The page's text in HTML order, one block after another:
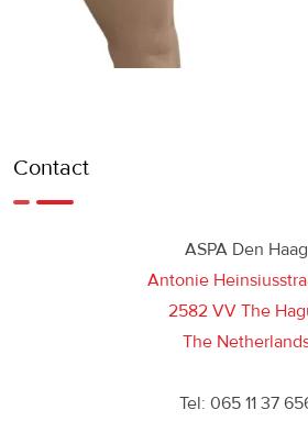
Contact
ASPA Den Haag
Antonie
2582 VV The
The
Tel: 065 11 37